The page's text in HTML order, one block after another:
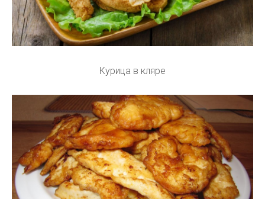
Курица в кляре